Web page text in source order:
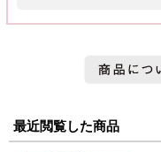
最近閲覧した商品